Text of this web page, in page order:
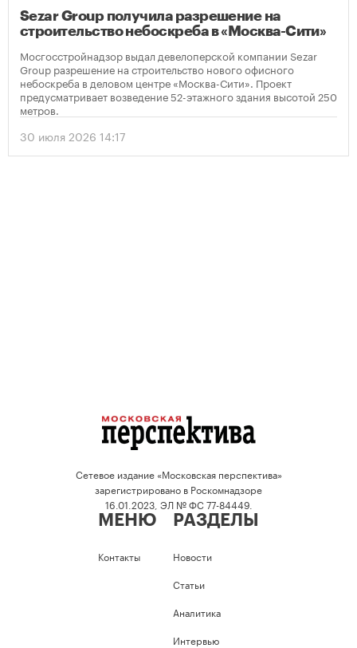
Sezar Group получила разрешение на
строительство небоскреба в «Москва-Сити»
Мосгосстройнадзор выдал девелоперской компании Sezar
Group разрешение на строительство нового офисного
небоскреба в деловом центре «Москва-Сити». Проект
предусматривает возведение 52-этажного здания высотой 250
метров.
30 июля 2026 14:17
Сетевое издание «Московская перспектива»
зарегистрировано в Роскомнадзоре
16.01.2023, ЭЛ № ФС 77-84449.
МЕНЮ
Контакты
РАЗДЕЛЫ
Новости
Статьи
Аналитика
Интервью